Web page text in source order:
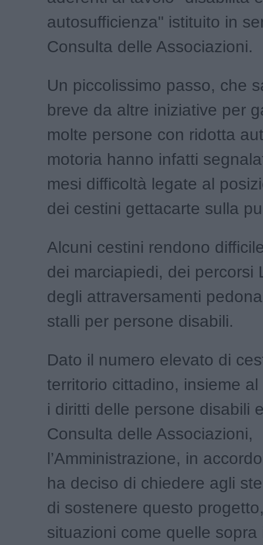
autosufficienza" istituito in
Consulta delle Associazioni.
Un piccolissimo passo, che
breve da altre iniziative per
molte persone con ridotta
motoria hanno infatti
mesi difficoltà legate al
dei cestini gettacarte sulla
Alcuni cestini rendono
dei marciapiedi, dei percorsi
degli attraversamenti
stalli per persone disabili.
Dato il numero elevato di
territorio cittadino, insieme
i diritti delle persone disabili
Consulta delle Associazioni,
l’Amministrazione, in
ha deciso di chiedere agli
di sostenere questo
situazioni come quelle sopra